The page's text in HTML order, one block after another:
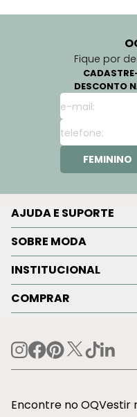
Fique por
DESCONTO
FEMININO
AJUDA E SUPORTE
SOBRE MODA
INSTITUCIONAL
COMPRAR
Encontre no OQVestir